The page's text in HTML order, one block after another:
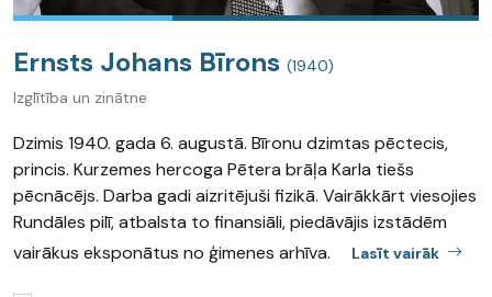
Ernsts Johans Bīrons (1940)
Izglītība un zinātne
Dzimis 1940. gada 6. augustā. Bīronu dzimtas pēctecis,
princis. Kurzemes hercoga Pētera brāļa Karla tiešs
pēcnācējs. Darba gadi aizritējuši fizikā. Vairākkārt viesojies
Rundāles pilī, atbalsta to finansiāli, piedāvājis izstādēm
vairākus eksponātus no ģimenes arhīva.
Lasīt vairāk